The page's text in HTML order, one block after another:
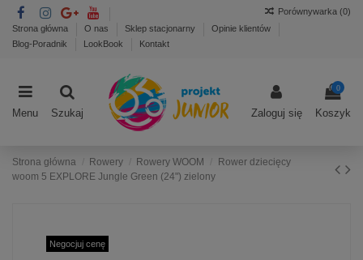
Strona główna O nas Sklep stacjonarny
Opinie klientów
Blog-Poradnik
LookBook Kontakt
Porównywarka (0)
Menu Szukaj Zaloguj się
0
Koszyk
Strona główna Rowery Rowery WOOM
Rower dziecięcy
woom 5 EXPLORE Jungle Green (24") zielony
Negocjuj cenę